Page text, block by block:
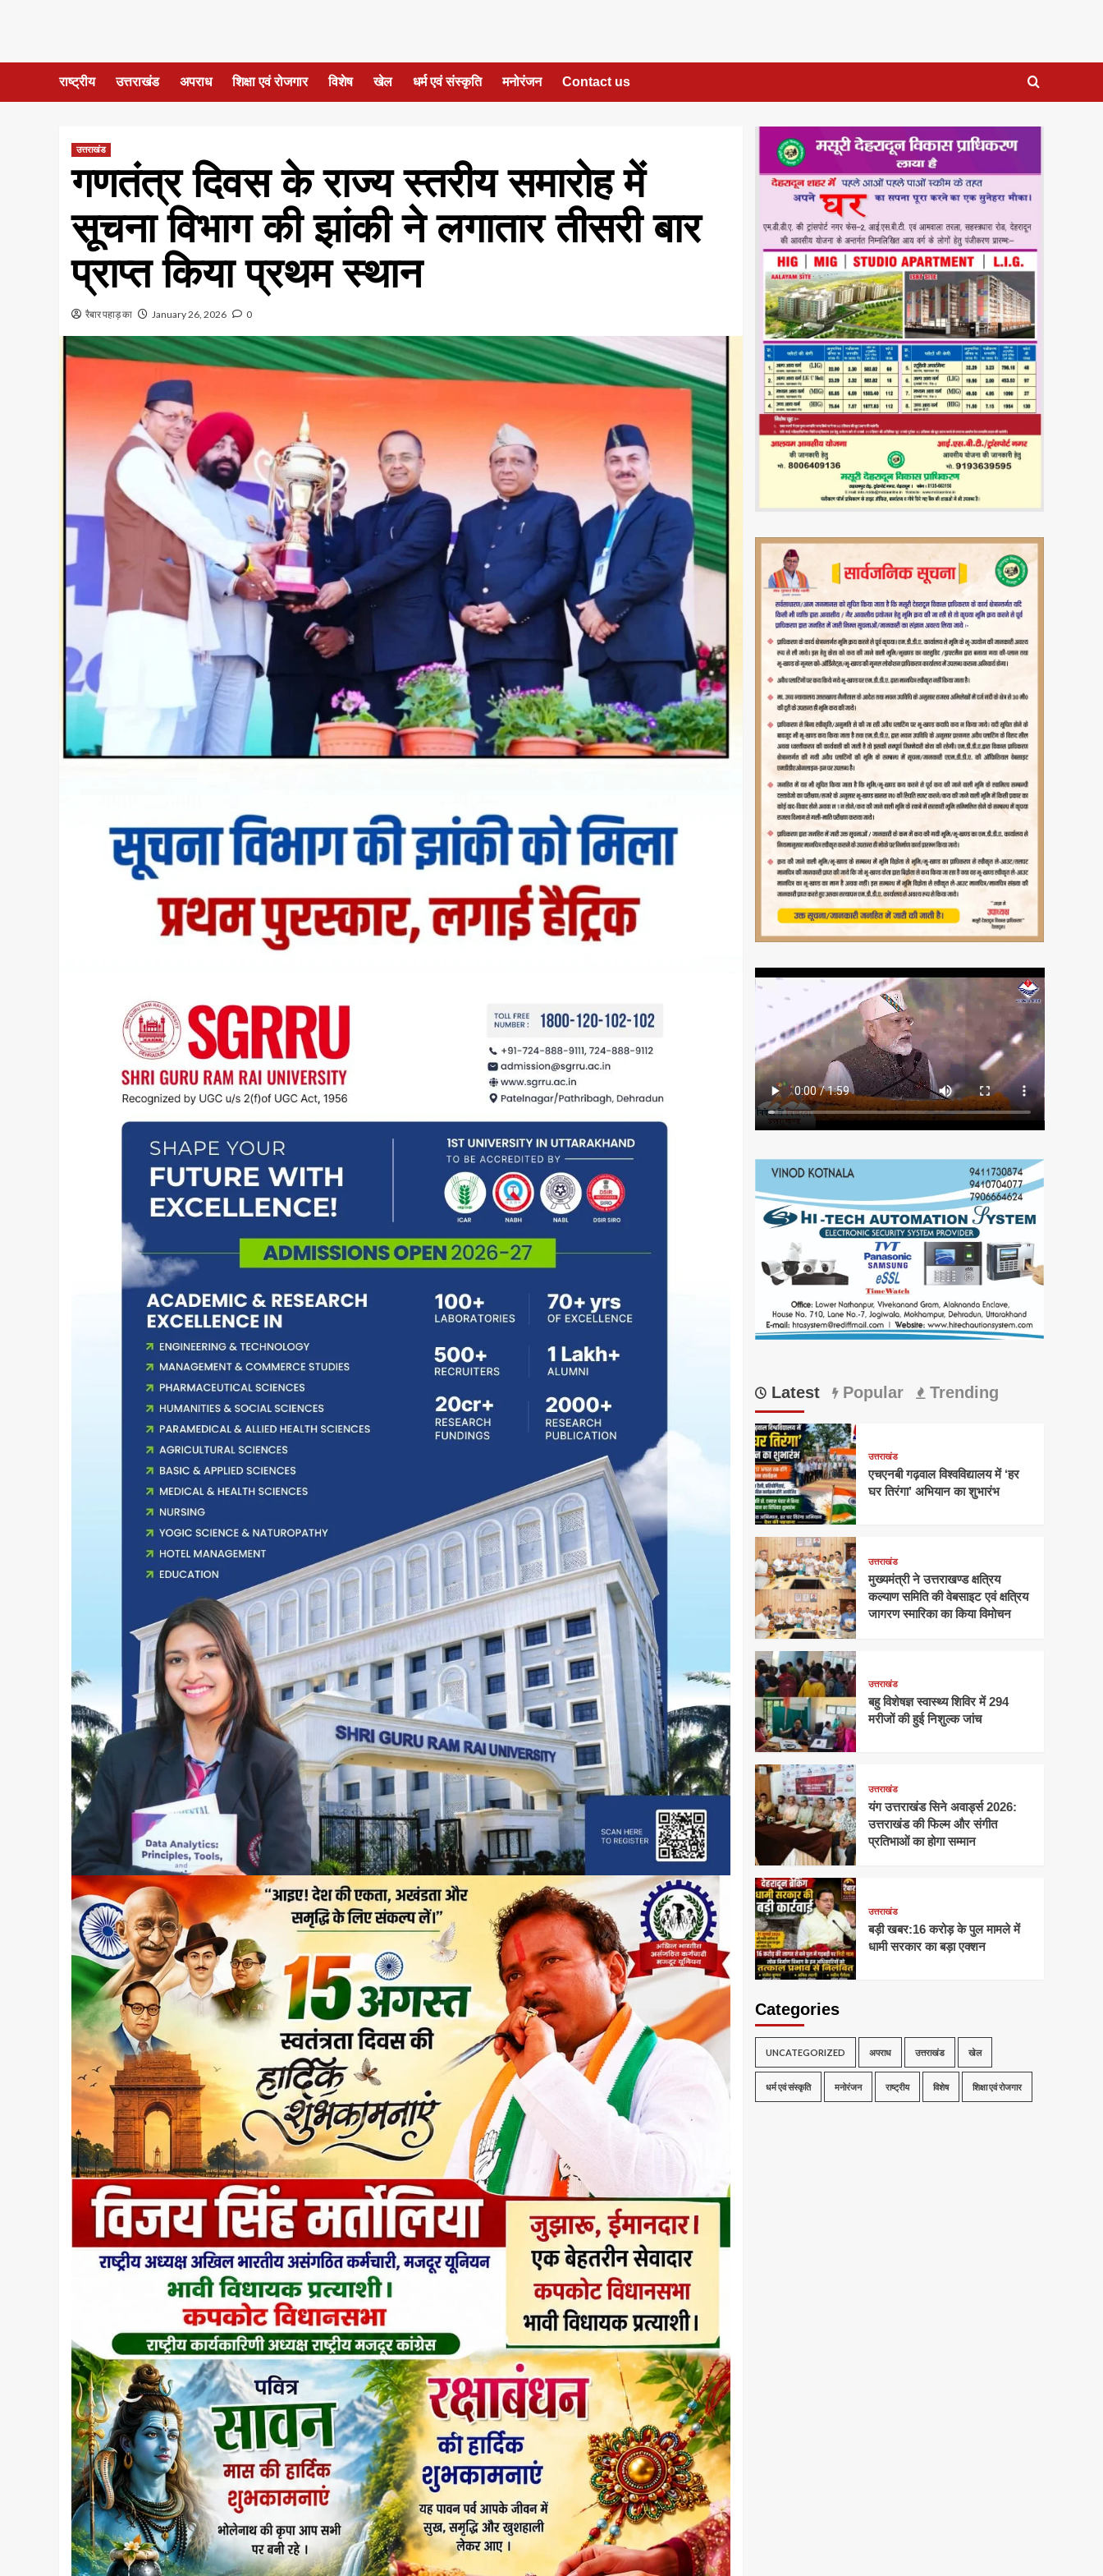
राष्ट्रीय उत्तराखंड अपराध शिक्षा एवं रोजगार विशेष खेल धर्म एवं संस्कृति मनोरंजन Contact us
उत्तराखंड
गणतंत्र दिवस के राज्य स्तरीय समारोह में
सूचना विभाग की झांकी ने लगातार तीसरी बार
प्राप्त किया प्रथम स्थान
रैबार पहाड़ का January 26, 2026 0
Latest Popular Trending
उत्तराखंड
एचएनबी गढ़वाल विश्वविद्यालय में ‘हर
घर तिरंगा’ अभियान का शुभारंभ
उत्तराखंड
मुख्यमंत्री ने उत्तराखण्ड क्षत्रिय
कल्याण समिति की वेबसाइट एवं क्षत्रिय
जागरण स्मारिका का किया विमोचन
उत्तराखंड
बहु विशेषज्ञ स्वास्थ्य शिविर में 294
मरीजों की हुई निशुल्क जांच
उत्तराखंड
यंग उत्तराखंड सिने अवार्ड्स 2026:
उत्तराखंड की फिल्म और संगीत
प्रतिभाओं का होगा सम्मान
उत्तराखंड
बड़ी खबर:16 करोड़ के पुल मामले में
धामी सरकार का बड़ा एक्शन
Categories
UNCATEGORIZED अपराध उत्तराखंड खेल
धर्म एवं संस्कृति मनोरंजन राष्ट्रीय विशेष शिक्षा एवं रोजगार